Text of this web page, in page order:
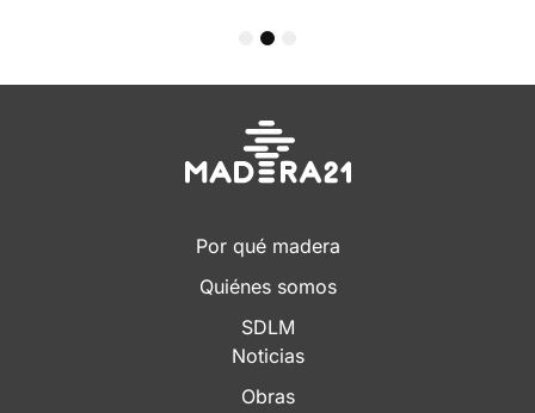
Por qué madera
Quiénes somos
SDLM
Noticias
Obras